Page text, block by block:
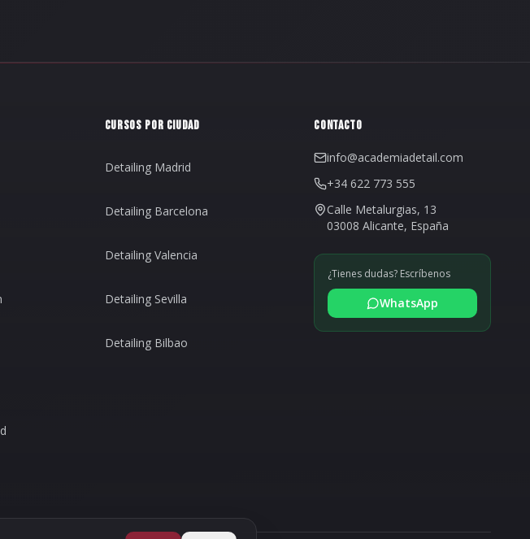
CURSOS POR CIUDAD
Detailing Madrid
Detailing Barcelona
Detailing Valencia
Detailing Sevilla
Detailing Bilbao
CONTACTO
info@academiadetail.com
+34 622 773 555
Calle Metalurgias, 13
03008 Alicante, España
¿Tienes dudas? Escríbenos
WhatsApp